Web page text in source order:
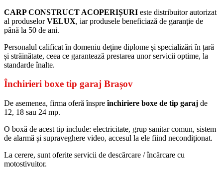
CARP CONSTRUCT ACOPERIȘURI este distribuitor autorizat
al produselorVELUX, iar produsele beneficiază de garanție de
până la 50 de ani.
Personalul calificat în domeniu deține diplome și specializări în țară
și străinătate, ceea ce garantează prestarea unor servicii optime, la
standarde înalte.
Închirieri boxe tip garaj Brașov
De asemenea, firma oferă înspreînchiriere boxe de tip garaj de
12, 18 sau 24 mp.
O boxă de acest tip include: electricitate, grup sanitar comun, sistem
de alarmă și supraveghere video, accesul la ele fiind necondiționat.
La cerere, sunt oferite servicii de descărcare / încărcare cu
motostivuitor.